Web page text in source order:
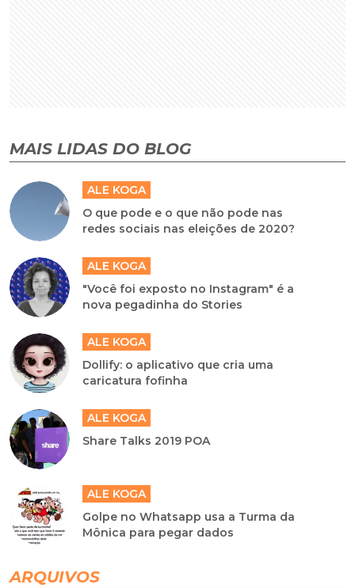
MAIS LIDAS DO BLOG
ALE KOGA
O que pode e o que não pode nas
redes sociais nas eleições de 2020?
ALE KOGA
"Você foi exposto no Instagram" é a
nova pegadinha do Stories
ALE KOGA
Dollify: o aplicativo que cria uma
caricatura fofinha
ALE KOGA
Share Talks 2019 POA
ALE KOGA
Golpe no Whatsapp usa a Turma da
Mônica para pegar dados
ARQUIVOS